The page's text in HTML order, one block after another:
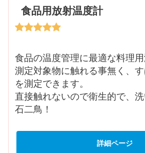
食品用放射温度計
食品の温度管理に最適な料理用
測定対象物に触れる事無く、
を測定できます。
直接触れないので衛生的で、
石二鳥！
詳細ページ